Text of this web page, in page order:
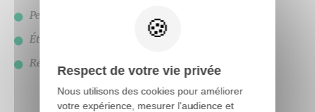
Performance thermique : Uw 1.4 à Uw 1.0
Étanchéité Air-Eau-Vent: A*3 - E*6A - V*A2
Résistance acoustique : Ra,tr : 30 à 41 dB
Respect de votre vie privée
Nous utilisons des cookies pour améliorer
votre expérience, mesurer l'audience et